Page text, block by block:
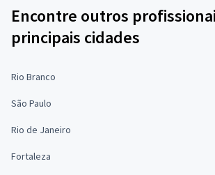
Encontre outros
principais cidades
Rio Branco
São Paulo
Rio de Janeiro
Fortaleza